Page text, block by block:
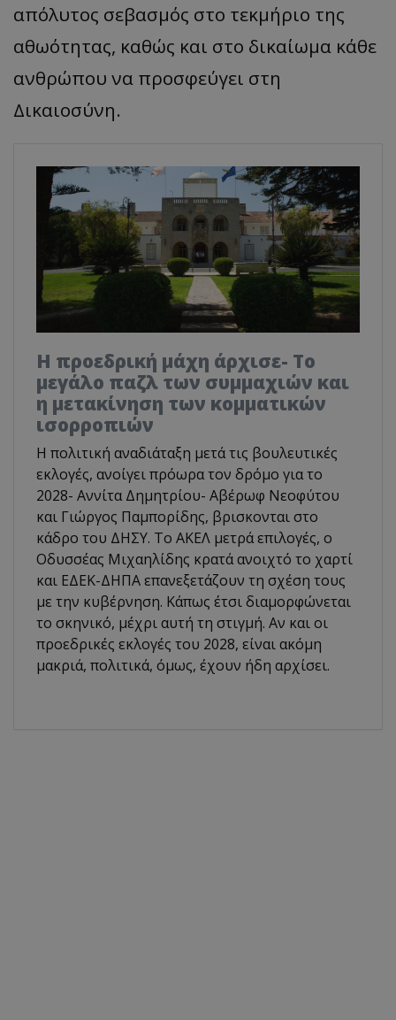
απόλυτος σεβασμός στο τεκμήριο της
αθωότητας, καθώς και στο δικαίωμα κάθε
ανθρώπου να προσφεύγει στη
Δικαιοσύνη.
Η προεδρική μάχη άρχισε- Το
μεγάλο παζλ των συμμαχιών και
η μετακίνηση των κομματικών
ισορροπιών
Η πολιτική αναδιάταξη μετά τις βουλευτικές
εκλογές, ανοίγει πρόωρα τον δρόμο για το
2028- Αννίτα Δημητρίου- Αβέρωφ Νεοφύτου
και Γιώργος Παμπορίδης, βρισκονται στο
κάδρο του ΔΗΣΥ. Το ΑΚΕΛ μετρά επιλογές, ο
Οδυσσέας Μιχαηλίδης κρατά ανοιχτό το χαρτί
και ΕΔΕΚ-ΔΗΠΑ επανεξετάζουν τη σχέση τους
με την κυβέρνηση. Κάπως έτσι διαμορφώνεται
το σκηνικό, μέχρι αυτή τη στιγμή. Αν και οι
προεδρικές εκλογές του 2028, είναι ακόμη
μακριά, πολιτικά, όμως, έχουν ήδη αρχίσει.